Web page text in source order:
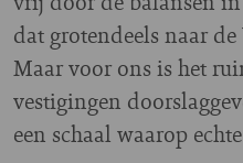
dat grotendeels naar
Maar voor ons is het
vestigingen
een schaal waarop